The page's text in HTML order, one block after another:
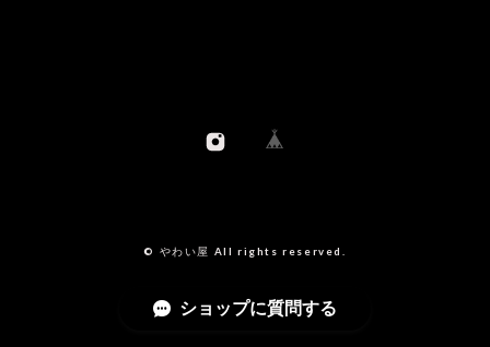
© やわい屋 All rights reserved.
ショップに質問する